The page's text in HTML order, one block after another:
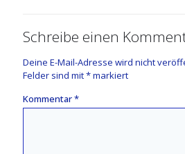
Schreibe einen
Deine E-Mail-Adresse wird nicht
Felder sind mit*markiert
Kommentar*